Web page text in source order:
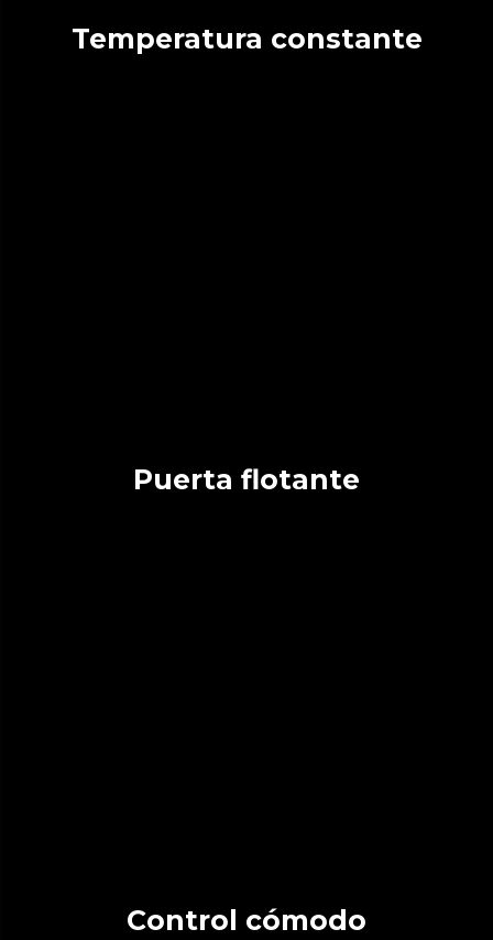
Temperatura constante
Puerta flotante
Control cómodo